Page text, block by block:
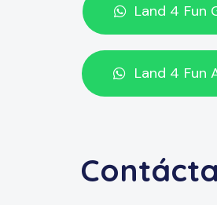
Land 4 Fun
Land 4 Fun